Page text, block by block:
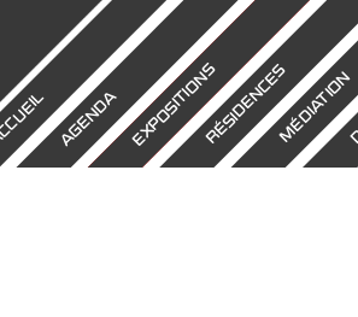
AGENDAEXPOSITIONSRÉSIDENCESMÉDIATION